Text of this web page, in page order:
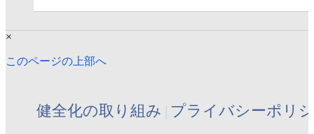
×
このページの上部へ
健全化の取り組み プライバシーポリ